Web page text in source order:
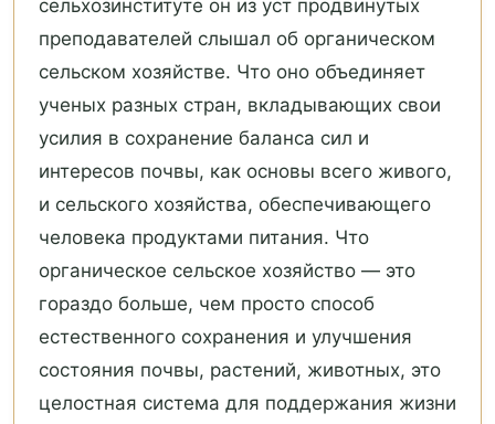
сельхозинституте он из уст продвинутых
преподавателей слышал об органическом
сельском хозяйстве. Что оно объединяет
ученых разных стран, вкладывающих свои
усилия в сохранение баланса сил и
интересов почвы, как основы всего живого,
и сельского хозяйства, обеспечивающего
человека продуктами питания. Что
органическое сельское хозяйство — это
гораздо больше, чем просто способ
естественного сохранения и улучшения
состояния почвы, растений, животных, это
целостная система для поддержания жизни